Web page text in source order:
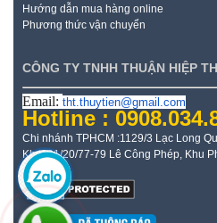
Hướng dẫn mua hàng online
Phương thức vận chuyển
CÔNG TY TNHH THUẬN HIỆP
Email: tht.thuytien@gmail.com
Hotline :
Chi nhánh TPHCM :1129/3 Lạc Long
Kho: 21/20/77-79 Lê Công Phép, Khu